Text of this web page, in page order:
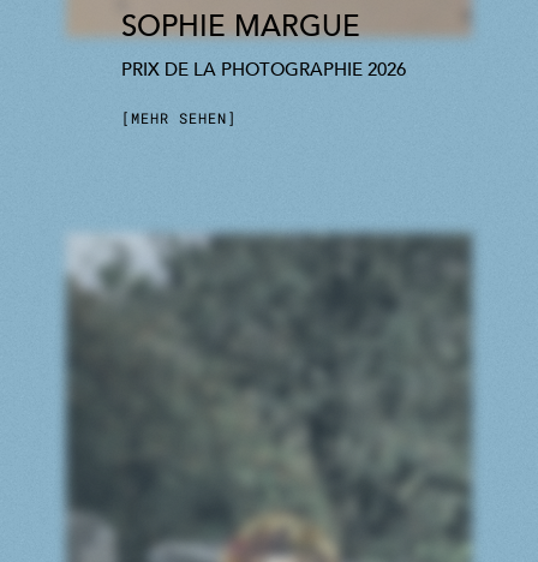
SOPHIE MARGUE
PRIX DE LA PHOTOGRAPHIE 2026
MEHR SEHEN